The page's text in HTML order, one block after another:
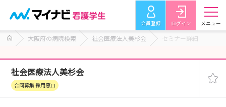
会員登録 ログイン メニュー
大阪府の病院検索 社会医療法人美杉会 セミナー詳細
社会医療法人美杉会
合同募集 採用窓口